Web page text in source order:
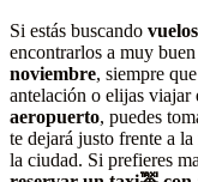
Si estás buscando
encontrarlos a muy
noviembre, siempre
antelación o elijas viajar
aeropuerto, puedes
te dejará justo frente a la
la ciudad. Si prefieres